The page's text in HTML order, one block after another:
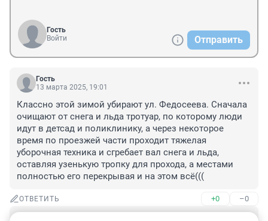
Гость
Войти
Отправить
Гость
13 марта 2025, 19:01
Классно этой зимой убирают ул. Федосеева. Сначала
очищают от снега и льда тротуар, по которому люди
идут в детсад и поликлинику, а через некоторое
время по проезжей части проходит тяжелая
уборочная техника и сгребает вал снега и льда,
оставляя узенькую тропку для прохода, а местами
полностью его перекрывая и на этом всё(((
ОТВЕТИТЬ +0 –0